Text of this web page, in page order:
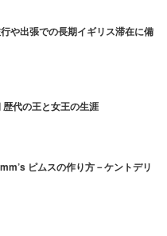
や出張での長期イギリス滞在に備
歴代の王と女王の生涯
ピムスの作り方－ケントデリ